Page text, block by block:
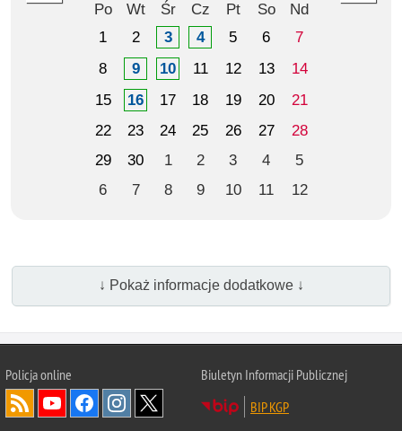
Po Wt Śr Cz Pt So
Nd
1
2 3 4 5 6
7
8
9 10 11 12 13
14
15
16 17 18 19 20
21
22
23 24 25 26 27
28
29
30 1 2 3 4
5
6
7 8 9 10 11 12
↓ Pokaż informacje dodatkowe ↓
Policjaonline
Biuletyn Informacji Publicznej
BIP KGP